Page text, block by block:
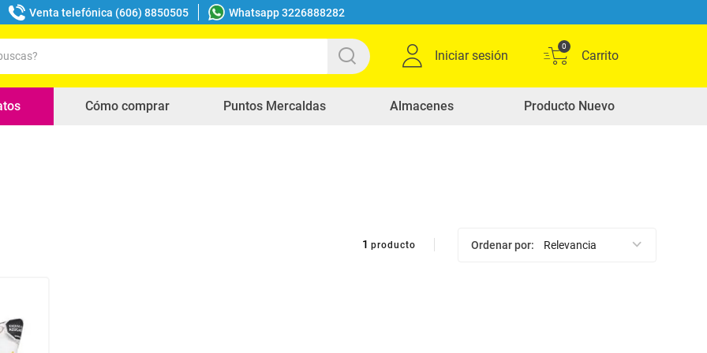
Venta telefónica (606) 8850505 Whatsapp 3226888282
Iniciar sesión
0
Cómo comprar Puntos Mercaldas Almacenes Producto Nuevo
1 producto Ordenar por Relevancia
buscados